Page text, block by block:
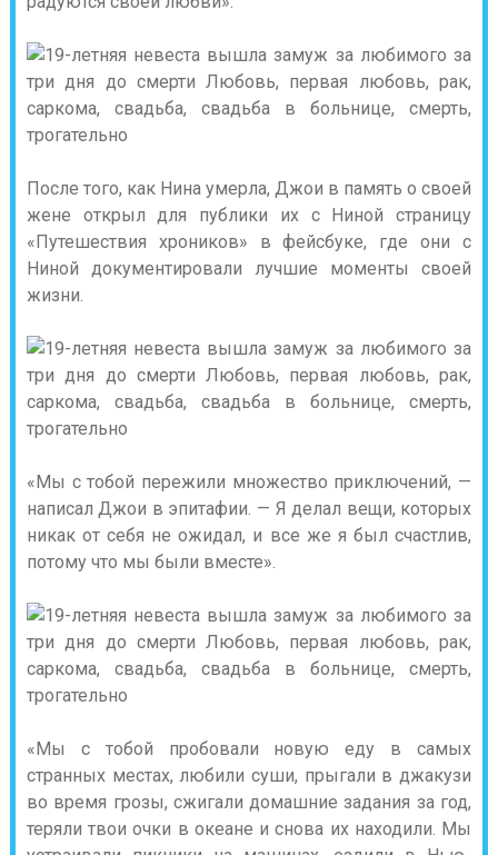
После того, как Нина умерла, Джои в память о своей
жене открыл для публики их с Ниной страницу
«Путешествия хроников» в фейсбуке, где они с
Ниной документировали лучшие моменты своей
жизни.
«Мы с тобой пережили множество приключений, —
написал Джои в эпитафии. — Я делал вещи, которых
никак от себя не ожидал, и все же я был счастлив,
потому что мы были вместе».
«Мы с тобой пробовали новую еду в самых
странных местах, любили суши, прыгали в джакузи
во время грозы, сжигали домашние задания за год,
теряли твои очки в океане и снова их находили. Мы